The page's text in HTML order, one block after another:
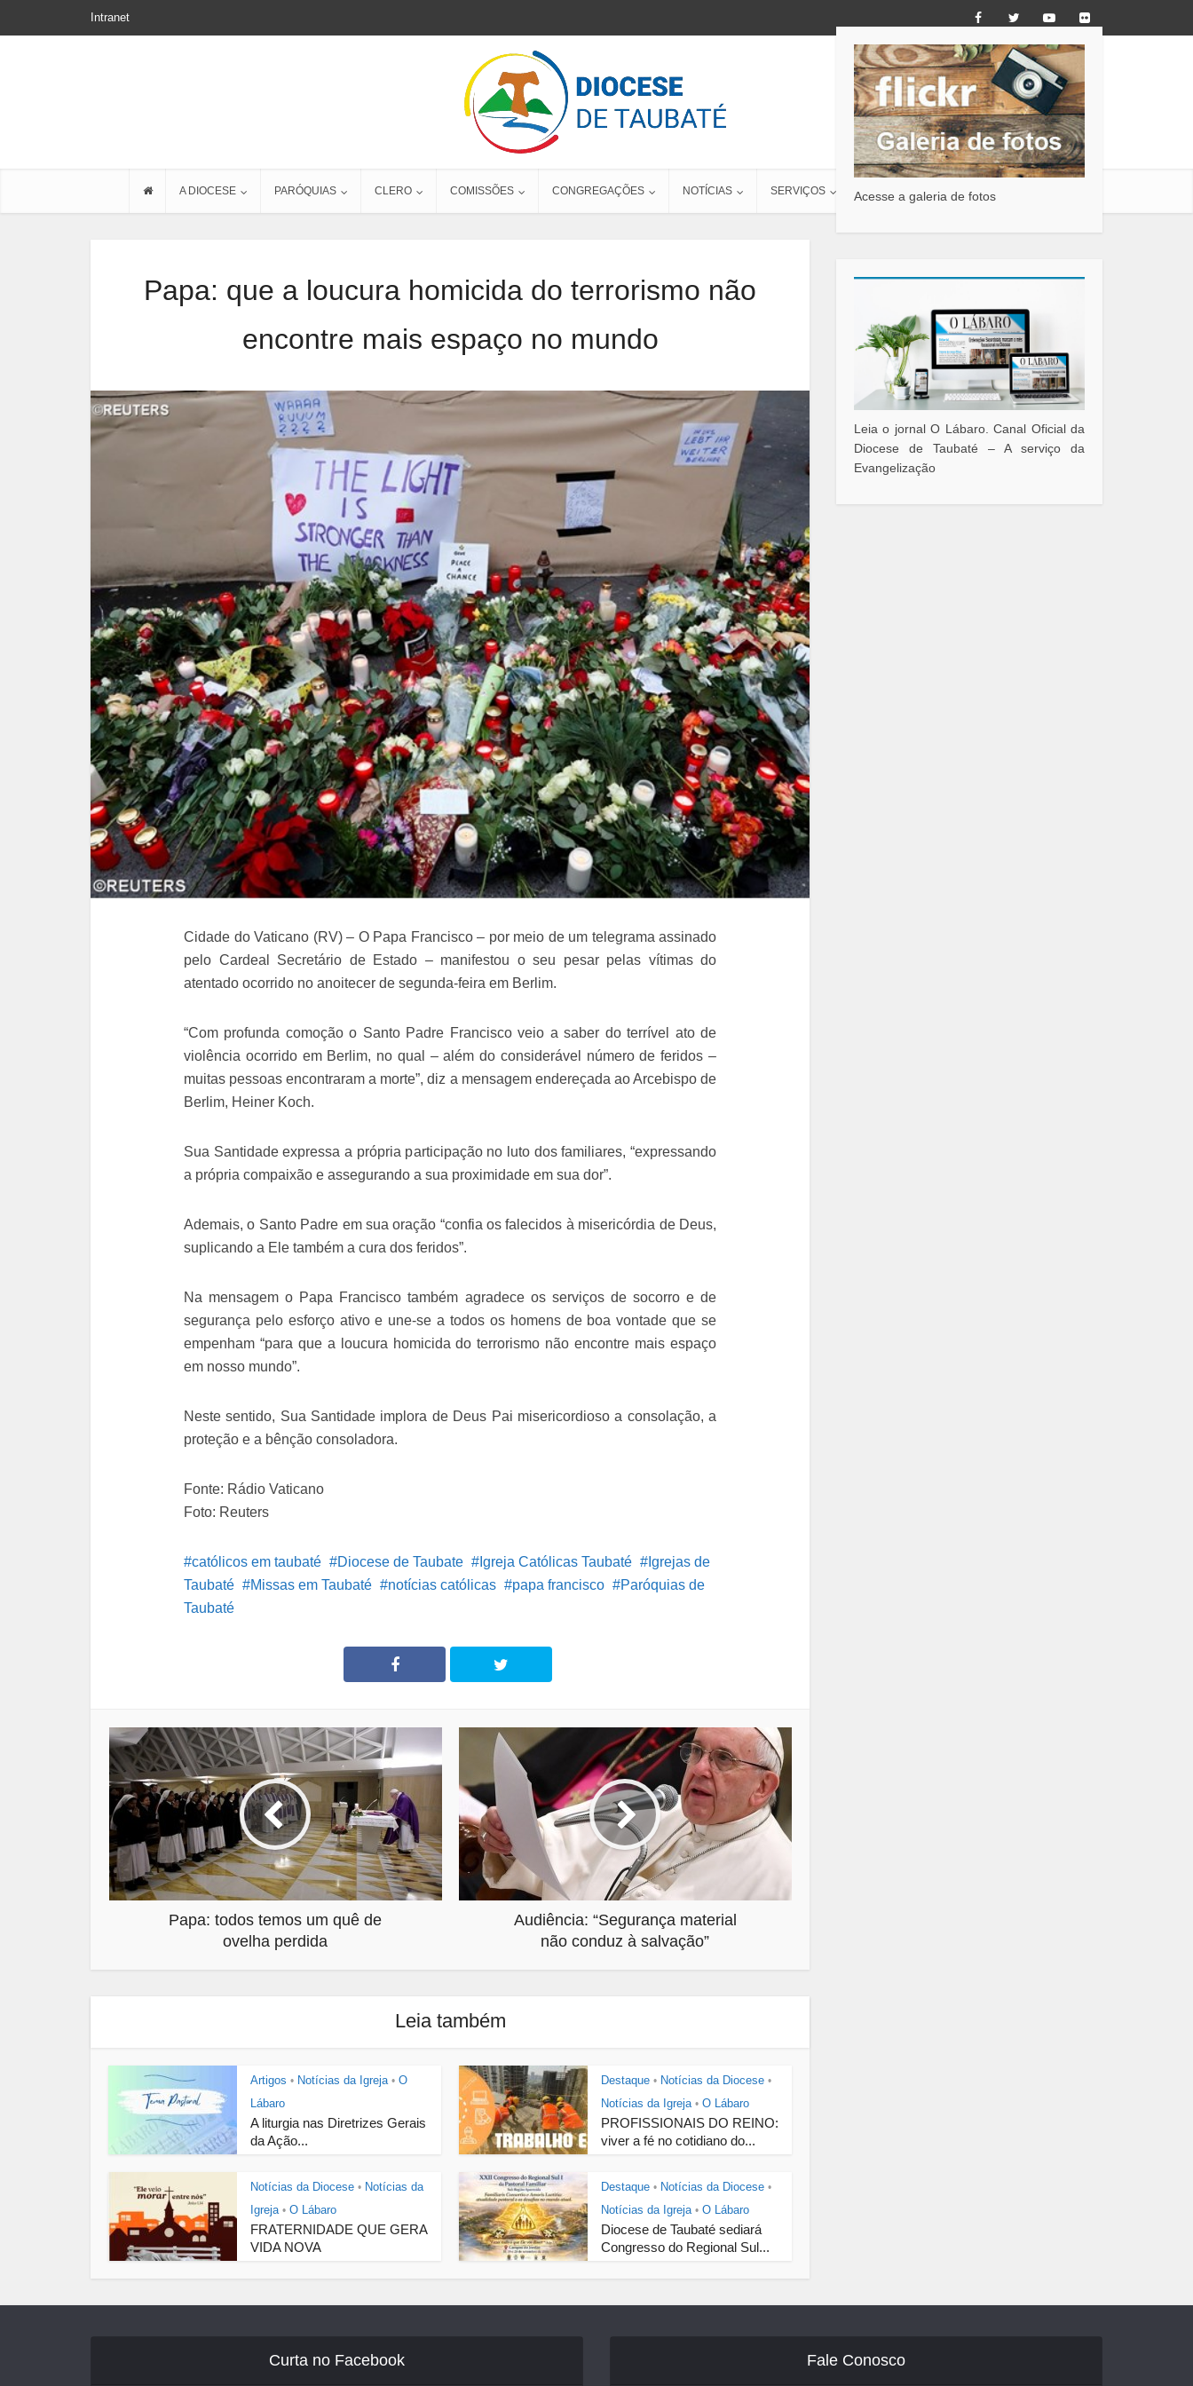
Intranet
A DIOCESE PARÓQUIAS CLERO COMISSÕES CONGREGAÇÕES NOTÍCIAS SERVIÇOS CONTATO
Papa: que a loucura homicida do terrorismo não
encontre mais espaço no mundo
Cidade do Vaticano (RV) – O Papa Francisco – por meio de um telegrama assinado
pelo Cardeal Secretário de Estado – manifestou o seu pesar pelas vítimas do
atentado ocorrido no anoitecer de segunda-feira em Berlim.
“Com profunda comoção o Santo Padre Francisco veio a saber do terrível ato de
violência ocorrido em Berlim, no qual – além do considerável número de feridos –
muitas pessoas encontraram a morte”, diz a mensagem endereçada ao Arcebispo de
Berlim, Heiner Koch.
Sua Santidade expressa a própria participação no luto dos familiares, “expressando
a própria compaixão e assegurando a sua proximidade em sua dor”.
Ademais, o Santo Padre em sua oração “confia os falecidos à misericórdia de Deus,
suplicando a Ele também a cura dos feridos”.
Na mensagem o Papa Francisco também agradece os serviços de socorro e de
segurança pelo esforço ativo e une-se a todos os homens de boa vontade que se
empenham “para que a loucura homicida do terrorismo não encontre mais espaço
em nosso mundo”.
Neste sentido, Sua Santidade implora de Deus Pai misericordioso a consolação, a
proteção e a bênção consoladora.
Fonte: Rádio Vaticano
Foto: Reuters
católicos em taubaté Diocese de Taubate Igreja Católicas Taubaté
Igrejas de
Taubaté
Missas em Taubaté notícias católicas papa francisco
Paróquias de
Taubaté
Papa: todos temos um quê de
ovelha perdida
Audiência: “Segurança material
não conduz à salvação”
Leia também
Artigos • Notícias da Igreja • O
Lábaro
A liturgia nas Diretrizes Gerais
da Ação...
Destaque • Notícias da Diocese •
Notícias da Igreja • O Lábaro
PROFISSIONAIS DO REINO:
viver a fé no cotidiano do...
Notícias da Diocese • Notícias da
Igreja • O Lábaro
FRATERNIDADE QUE GERA
VIDA NOVA
Destaque • Notícias da Diocese •
Notícias da Igreja • O Lábaro
Diocese de Taubaté sediará
Congresso do Regional Sul...
Acesse a galeria de fotos
Leia o jornal O Lábaro. Canal Oficial da
Diocese de Taubaté – A serviço da
Evangelização
Curta no Facebook Fale Conosco